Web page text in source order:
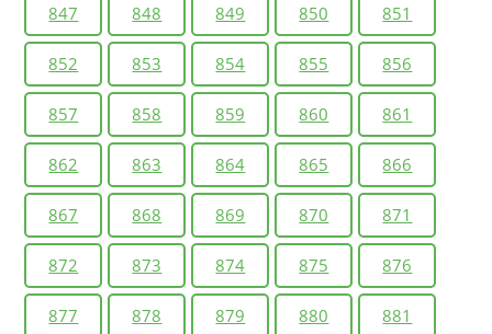
847 848 849 850 851
852 853 854 855 856
857 858 859 860 861
862 863 864 865 866
867 868 869 870 871
872 873 874 875 876
877 878 879 880 881